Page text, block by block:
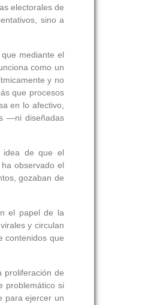
electorales de
sino a
mediante el
como un
y no
que procesos
en lo afectivo,
—ni diseñadas
idea de que el
observado el
gozaban de
el papel de la
y circulan
contenidos que
proliferación de
problemático si
para ejercer un